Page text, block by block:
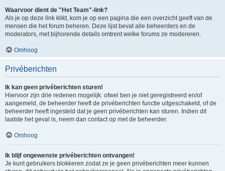
Waarvoor dient de "Het Team"-link?
Als je op deze link klikt, kom je op een pagina die een overzicht geeft van de
mensen die het forum beheren. Deze lijst bevat alle beheerders en de
moderators, met bijhorende details omtrent welke forums ze modereren.
Omhoog
Privéberichten
Ik kan geen privéberichten sturen!
Hiervoor zijn drie redenen mogelijk: ofwel ben je niet geregistreerd en/of
aangemeld, de beheerder heeft de privéberichten functie uitgeschakeld, of de
beheerder heeft ingesteld dat je geen privéberichten kan sturen. Indien dit
laatste het geval is, neem dan contact op met de beheerder.
Omhoog
Ik blijf ongewenste privéberichten ontvangen!
Je kunt gebruikers blokkeren zodat ze je geen privéberichten meer kunnen